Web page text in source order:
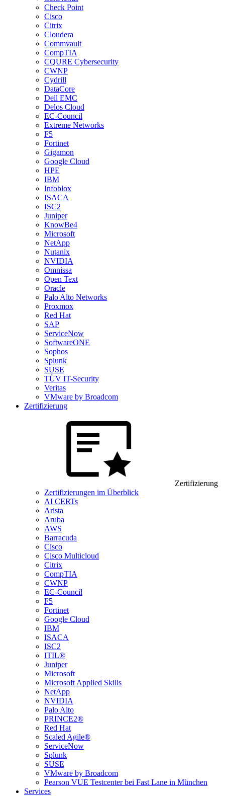
Check Point
Cisco
Citrix
Cloudera
Commvault
CompTIA
CQURE Cybersecurity
CWNP
Cydrill
DataCore
Dell EMC
Delos Cloud
EC-Council
Extreme Networks
F5
Fortinet
Gigamon
Google Cloud
HPE
IBM
Infoblox
ISACA
ISC2
Juniper
KnowBe4
Microsoft
NetApp
Nutanix
NVIDIA
Omnissa
Open Text
Oracle
Palo Alto Networks
Proxmox
Red Hat
SAP
ServiceNow
SoftwareONE
Sophos
Splunk
SUSE
TÜV IT-Security
Veritas
VMware by Broadcom
Zertifizierung
Zertifizierung
Zertifizierungen im Überblick
AI CERTs
Arista
Aruba
AWS
Barracuda
Cisco
Cisco Multicloud
Citrix
CompTIA
CWNP
EC-Council
F5
Fortinet
Google Cloud
IBM
ISACA
ISC2
ITIL®
Juniper
Microsoft
Microsoft Applied Skills
NetApp
NVIDIA
Palo Alto
PRINCE2®
Red Hat
Scaled Agile®
ServiceNow
Splunk
SUSE
VMware by Broadcom
Pearson VUE Testcenter bei Fast Lane in München
Services